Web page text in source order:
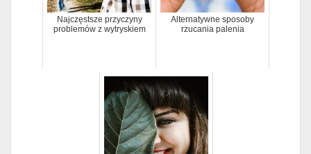
Najczęstsze przyczyny
problemów z wytryskiem
Alternatywne sposoby
rzucania palenia